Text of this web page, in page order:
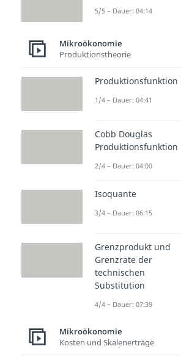
Teil des
Volkswirtschaft.
externer
zur
Bei der
externer
5/5 – Dauer: 04:14
Mikroökonomie
Produktionstheorie
Produktionsfunktion
1/4 – Dauer: 04:41
Cobb Douglas
Produktionsfunktion
2/4 – Dauer: 04:00
Isoquante
3/4 – Dauer: 06:15
Grenzprodukt und
Grenzrate der
technischen
Substitution
4/4 – Dauer: 07:39
Mikroökonomie
Kosten und Skalenerträge